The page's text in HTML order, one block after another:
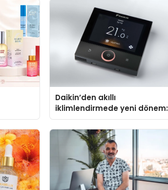
Daikin’den akıllı
iklimlendirmede yeni dönem:
Madoka Plus Türkiye’de